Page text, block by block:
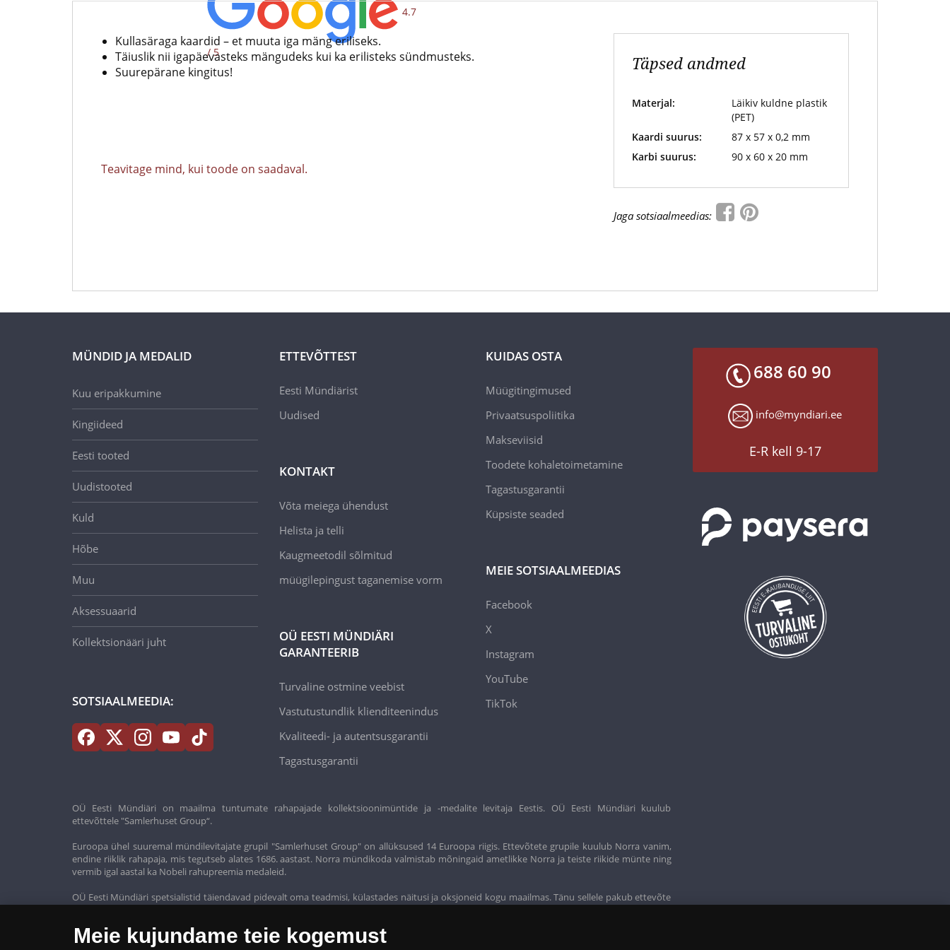
4.7
/ 5
Kullasäraga kaardid – et muuta iga mäng eriliseks.
Täiuslik nii igapäevasteks mängudeks kui ka erilisteks sündmusteks.
Suurepärane kingitus!
Teavitage mind, kui toode on saadaval.
Täpsed andmed
Materjal:
Läikiv kuldne plastik
(PET)
Kaardi suurus:
87 x 57 x 0,2 mm
Karbi suurus:
90 x 60 x 20 mm
Jaga sotsiaalmeedias:
MÜNDID JA MEDALID
Kuu eripakkumine
Kingiideed
Eesti tooted
Uudistooted
Kuld
Hõbe
Muu
Aksessuaarid
Kollektsionääri juht
SOTSIAALMEEDIA:
ETTEVÕTTEST
Eesti Mündiärist
Uudised
KONTAKT
Võta meiega ühendust
Helista ja telli
Kaugmeetodil sõlmitud
müügilepingust taganemise vorm
OÜ EESTI MÜNDIÄRI
GARANTEERIB
Turvaline ostmine veebist
Vastutustundlik klienditeenindus
Kvaliteedi- ja autentsusgarantii
Tagastusgarantii
KUIDAS OSTA
Müügitingimused
Privaatsuspoliitika
Makseviisid
Toodete kohaletoimetamine
Tagastusgarantii
Küpsiste seaded
MEIE SOTSIAALMEEDIAS
Facebook
X
Instagram
YouTube
TikTok
688 60 90
info@myndiari.ee
E-R kell 9-17
OÜ Eesti Mündiäri on maailma tuntumate rahapajade kollektsioonimüntide ja -medalite levitaja Eestis. OÜ Eesti Mündiäri kuulub
ettevõttele "Samlerhuset Group“.
Euroopa ühel suuremal mündilevitajate grupil "Samlerhuset Group" on allüksused 14 Euroopa riigis. Ettevõtete grupile kuulub Norra vanim,
endine riiklik rahapaja, mis tegutseb alates 1686. aastast. Norra mündikoda valmistab mõningaid ametlikke Norra ja teiste riikide münte ning
vermib igal aastal ka Nobeli rahupreemia medaleid.
OÜ Eesti Mündiäri spetsialistid täiendavad pidevalt oma teadmisi, külastades näitusi ja oksjoneid kogu maailmas. Tänu sellele pakub ettevõte
Meie kujundame teie kogemust